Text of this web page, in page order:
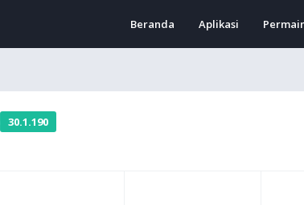
Beranda Aplikasi
30.1.190